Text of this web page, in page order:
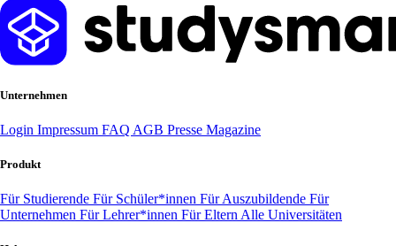
Unternehmen
Login Impressum FAQ AGB Presse Magazine
Produkt
Für Studierende Für Schüler*innen Für Auszubildende Für
Unternehmen Für Lehrer*innen Für Eltern Alle Universitäten